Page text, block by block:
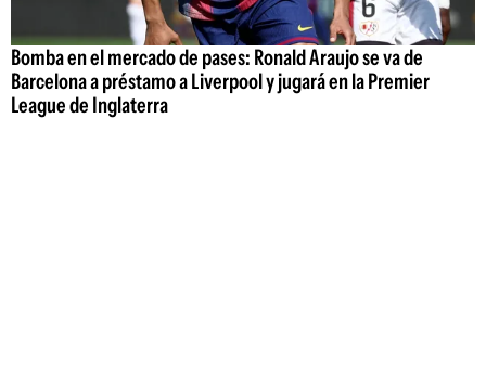
Bomba en el mercado de pases: Ronald Araujo se va de
Barcelona a préstamo a Liverpool y jugará en la Premier
League de Inglaterra